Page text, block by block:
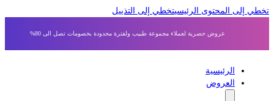
إلى المحتوى الرئيسي تخطي إلى التذييل
عروض حصرية لعملاء مجموعة طبيب ولفترة محدودة بخصومات تصل الى 80%
الرئيسية
العروض